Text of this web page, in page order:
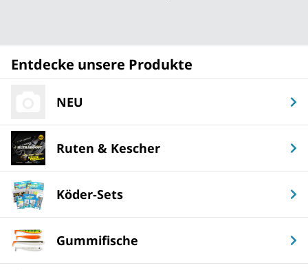
Entdecke unsere Produkte
NEU
Ruten & Kescher
Köder-Sets
Gummifische